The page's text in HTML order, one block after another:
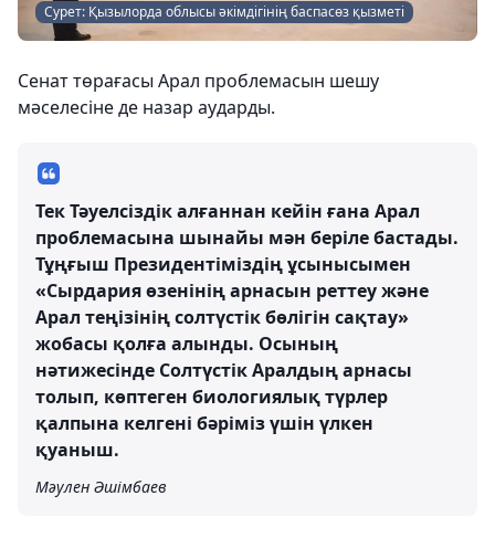
Сурет: Қызылорда облысы әкімдігінің баспасөз қызметі
Сенат төрағасы Арал проблемасын шешу
мәселесіне де назар аударды.
Тек Тәуелсіздік алғаннан кейін ғана Арал
проблемасына шынайы мән беріле бастады.
Тұңғыш Президентіміздің ұсынысымен
«Сырдария өзенінің арнасын реттеу және
Арал теңізінің солтүстік бөлігін сақтау»
жобасы қолға алынды. Осының
нәтижесінде Солтүстік Аралдың арнасы
толып, көптеген биологиялық түрлер
қалпына келгені бәріміз үшін үлкен
қуаныш.
Мәулен Әшімбаев